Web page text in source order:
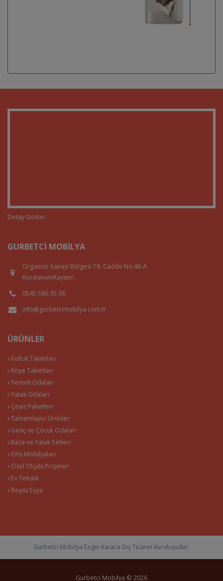
Detay Göster
GURBETCI MOBILYA
Organize Sanayi Bölgesi 18. Cadde No:46-A
Kocasinan/Kayseri
0545 586 35 38
info@gurbetcimobilya.com.tr
ÜRÜNLER
Koltuk Takımları
Köşe Takımları
Yemek Odaları
Yatak Odaları
Çeyiz Paketleri
Tamamlayıcı Ürünler
Genç ve Çocuk Odaları
Baza ve Yatak Setleri
Ofis Mobilyaları
Özel Ölçülü Projeler
Ev Tekstili
Beyaz Eşya
Gurbetci Mobilya Engin Karaca Dış Ticaret Kuruluşudur.
Gurbetci Mobilya © 2026